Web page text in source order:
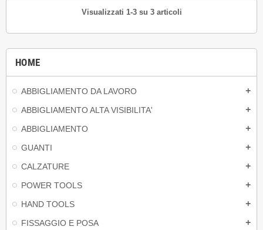
HOME
ABBIGLIAMENTO DA LAVORO add
ABBIGLIAMENTO ALTA VISIBILITA' add
ABBIGLIAMENTO add
GUANTI add
CALZATURE add
POWER TOOLS add
HAND TOOLS add
FISSAGGIO E POSA add
Visualizzati 1-3 su 3 articoli